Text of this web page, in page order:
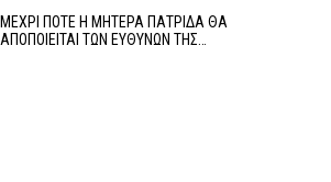
ΜΕΧΡΙ ΠΟΤΕ Η ΜΗΤΕΡΑ ΠΑΤΡΙΔΑ ΘΑ
ΑΠΟΠΟΙΕΙΤΑΙ ΤΩΝ ΕΥΘΥΝΩΝ ΤΗΣ…